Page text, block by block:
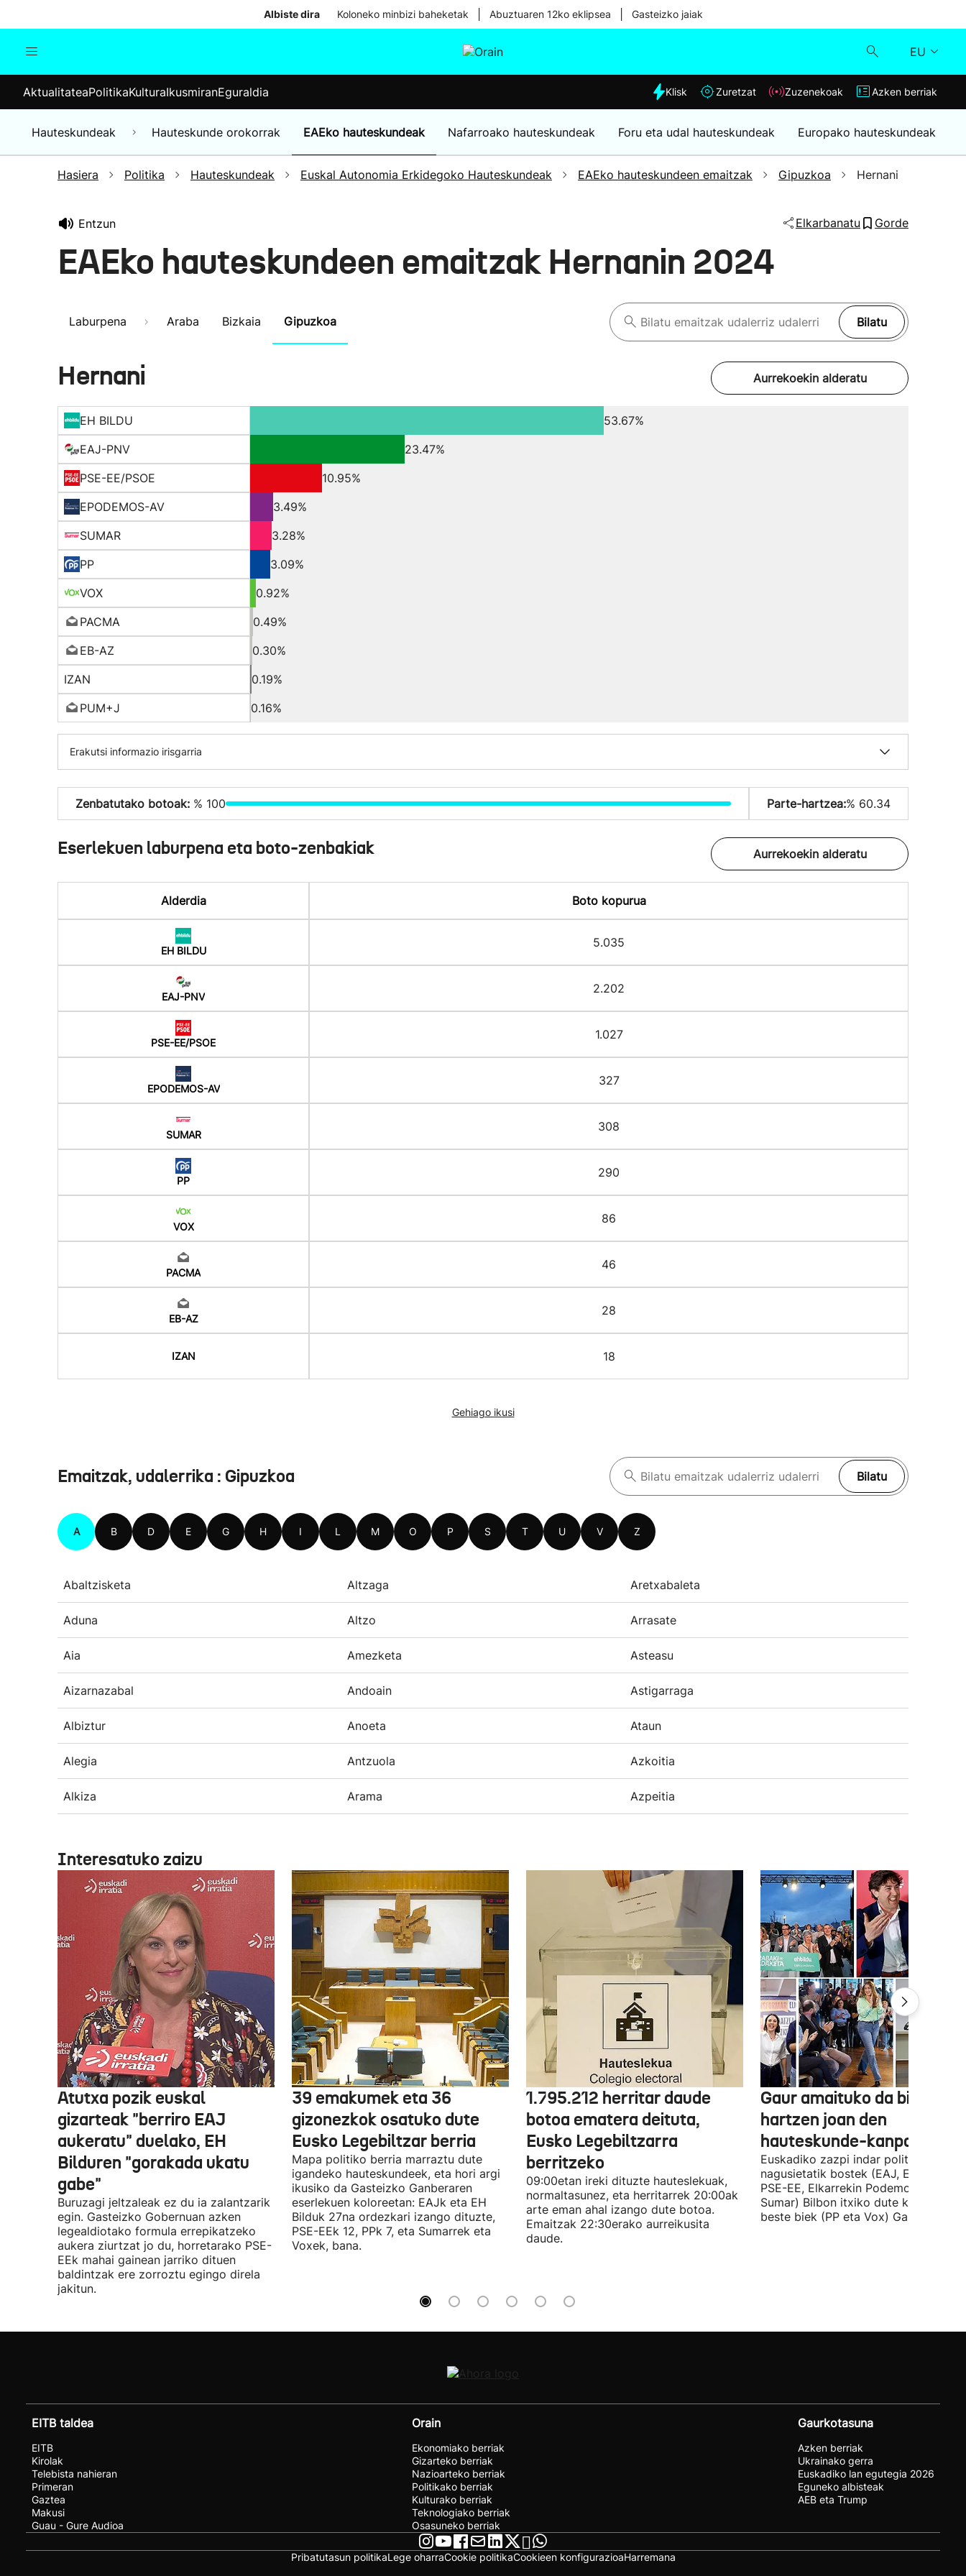
Albiste dira Koloneko minbizi baheketak Abuztuaren 12ko eklipsea Gasteizko jaiak
EU
Munduko albisteak
Hauteskundeak
Eguraldia
Klisk
Zuzenekoak
Azken berriak
AktualitateaPolitikaKulturaIkusmiranEguraldia Klisk Zuretzat Zuzenekoak Azken berriak
Hauteskundeak Hauteskunde orokorrak EAEko hauteskundeak Nafarroako hauteskundeak Foru eta udal hauteskundeak Europako hauteskundeak
Hasiera Politika Hauteskundeak Euskal Autonomia Erkidegoko Hauteskundeak EAEko hauteskundeen emaitzak Gipuzkoa Hernani
Entzun Elkarbanatu Gorde
EAEko hauteskundeen emaitzak Hernanin 2024
Laburpena Araba Bizkaia Gipuzkoa Bilatu
Hernani Aurrekoekin alderatu
EH BILDU
53.67%
EAJ-PNV
23.47%
PSE-EE/PSOE
10.95%
EPODEMOS-AV
3.49%
SUMAR
3.28%
PP
3.09%
VOX
0.92%
PACMA
0.49%
EB-AZ
0.30%
IZAN
0.19%
PUM+J
0.16%
Erakutsi informazio irisgarria
Zenbatutako botoak: % 100 Parte-hartzea:% 60.34
Eserlekuen laburpena eta boto-zenbakiak Aurrekoekin alderatu
Alderdia Boto kopurua
EH BILDU
5.035
EAJ-PNV
2.202
PSE-EE/PSOE
1.027
EPODEMOS-AV
327
SUMAR
308
PP
290
VOX
86
PACMA
46
EB-AZ
28
IZAN 18
Gehiago ikusi
Emaitzak, udalerrika : Gipuzkoa Bilatu
A B D E G H I L M O P S T U V Z
Abaltzisketa Altzaga Aretxabaleta
Aduna Altzo Arrasate
Aia Amezketa Asteasu
Aizarnazabal Andoain Astigarraga
Albiztur Anoeta Ataun
Alegia Antzuola Azkoitia
Alkiza Arama Azpeitia
Interesatuko zaizu
Atutxa pozik euskal
gizarteak "berriro EAJ
aukeratu" duelako, EH
Bilduren "gorakada ukatu
gabe"
Buruzagi jeltzaleak ez du ia zalantzarik
egin. Gasteizko Gobernuan azken
legealdiotako formula errepikatzeko
aukera ziurtzat jo du, horretarako PSE-
EEk mahai gainean jarriko dituen
baldintzak ere zorroztu egingo direla
jakitun.
39 emakumek eta 36
gizonezkok osatuko dute
Eusko Legebiltzar berria
Mapa politiko berria marraztu dute
igandeko hauteskundeek, eta hori argi
ikusiko da Gasteizko Ganberaren
eserlekuen koloreetan: EAJk eta EH
Bilduk 27na ordezkari izango dituzte,
PSE-EEk 12, PPk 7, eta Sumarrek eta
Voxek, bana.
1.795.212 herritar daude
botoa ematera deituta,
Eusko Legebiltzarra
berritzeko
09:00etan ireki dituzte hauteslekuak,
normaltasunez, eta herritarrek 20:00ak
arte eman ahal izango dute botoa.
Emaitzak 22:30erako aurreikusita
daude.
Gaur amaituko da
hartzen joan den
hauteskunde-kanpaina
Euskadiko zazpi indar politiko
nagusietatik bostek (EAJ, EH Bildu,
PSE-EE, Elkarrekin Podemos eta
Sumar) Bilbon itxiko dute kanpaina,
beste biek (PP eta Vox) Gasteizen.
EITB taldea
EITB
Kirolak
Telebista nahieran
Primeran
Gaztea
Makusi
Guau - Gure Audioa
Orain
Ekonomiako berriak
Gizarteko berriak
Nazioarteko berriak
Politikako berriak
Kulturako berriak
Teknologiako berriak
Osasuneko berriak
Gaurkotasuna
Azken berriak
Ukrainako gerra
Euskadiko lan egutegia 2026
Eguneko albisteak
AEB eta Trump
Pribatutasun politikaLege oharraCookie politikaCookieen konfigurazioaHarremana